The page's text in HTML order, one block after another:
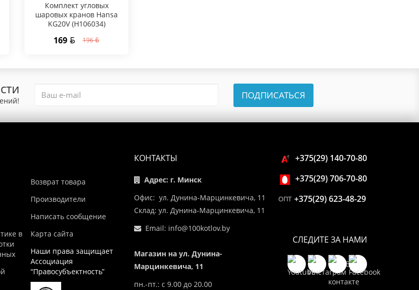
Комплект угловых
шаровых кранов Hansa
KG20V (Н106034)
169 196
ПОДПИСАТЬСЯ
в
Возврат товара
Производители
Написать сообщение
Карта сайта
Наши права защищает
Ассоциация
“Правосубъектность”
КОНТАКТЫ
Адрес: г. Минск
Офис: ул. Дунина-Марцинкевича, 11
Склад: ул. Дунина-Марцинкевича, 11
Email: info@100kotlov.by
Магазин на ул. Дунина-
Марцинкевича, 11
пн.-пт.: с 9.00 до 20.00
+375(29) 140-70-80
+375(29) 706-70-80
ОПТ +375(29) 623-48-29
СЛЕДИТЕ ЗА НАМИ